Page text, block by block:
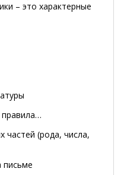
– это характерные
частей (рода, числа,
письме